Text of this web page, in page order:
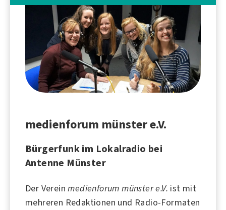
medienforum münster e.V.
Bürgerfunk im Lokalradio bei
Antenne Münster
Der Vereinmedienforum münster e.V. ist mit
mehreren Redaktionen und Radio-Formaten